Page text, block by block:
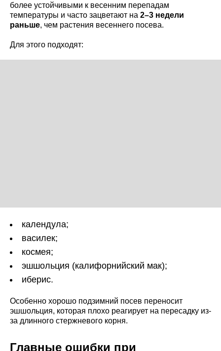
более устойчивыми к весенним перепадам
температуры и часто зацветают на 2–3 недели
раньше, чем растения весеннего посева.
Для этого подходят:
календула;
василек;
космея;
эшшольция (калифорнийский мак);
иберис.
Особенно хорошо подзимний посев переносит
эшшольция, которая плохо реагирует на пересадку из-
за длинного стержневого корня.
Главные ошибки при